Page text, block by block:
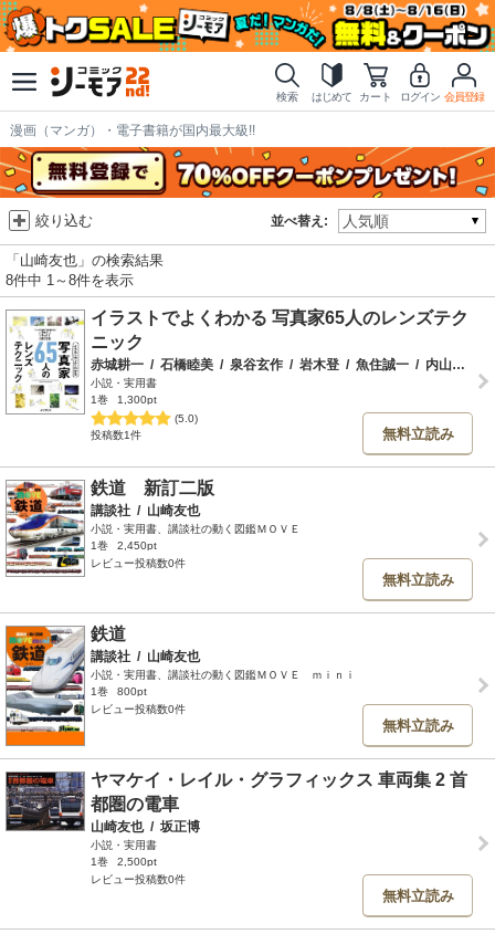
検索 はじめて カート ログイン 会員登録
漫画（マンガ）・電子書籍が国内最大級!!
並べ替え:
絞り込む
「山崎友也」の検索結果
8件中 1～8件を表示
イラストでよくわかる 写真家65人のレンズテク
ニック
赤城耕一 / 石橋睦美 / 泉谷玄作 / 岩木登 / 魚住誠一 / 内山晟
小説・実用書
1巻
1,300pt
(5.0)
投稿数1件
無料立読み
鉄道 新訂二版
講談社 / 山崎友也
小説・実用書、講談社の動く図鑑ＭＯＶＥ
1巻
2,450pt
レビュー投稿数0件
無料立読み
鉄道
講談社 / 山崎友也
小説・実用書、講談社の動く図鑑ＭＯＶＥ ｍｉｎｉ
1巻
800pt
レビュー投稿数0件
無料立読み
ヤマケイ・レイル・グラフィックス 車両集 2 首
都圏の電車
山崎友也 / 坂正博
小説・実用書
1巻
2,500pt
レビュー投稿数0件
無料立読み